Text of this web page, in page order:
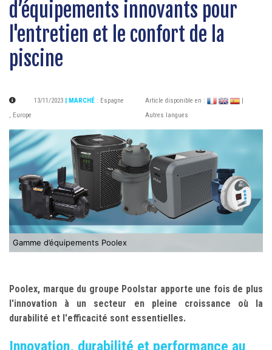
d’équipements innovants pour
l'entretien et le confort de la
piscine
13/11/2023 | MARCHÉ : Espagne
, Europe
Article disponible en :
Autres langues
Gamme d’équipements Poolex
Poolex, marque du groupe Poolstar apporte une fois de plus
l'innovation à un secteur en pleine croissance où la
durabilité et l'efficacité sont essentielles.
Innovation, durabilité et performance au